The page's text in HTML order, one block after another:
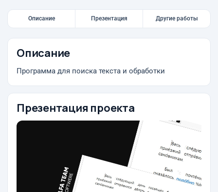
Описание Презентация Другие работы
Описание
Программа для поиска текста и обработки
Презентация проекта